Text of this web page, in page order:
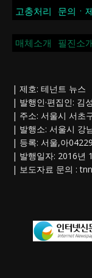
고충처리
문의ㆍ
매체소개 필진소
| 제호: 테넌트 뉴스
| 발행인·편집인: 김
| 주소: 서울시 서초
| 발행소: 서울시 강
| 등록: 서울,아
| 발행일자: 2016년
| 보도자료 문의 :